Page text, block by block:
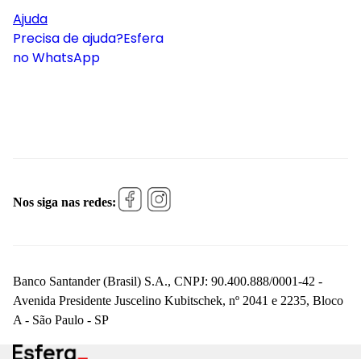
Ajuda
Precisa de ajuda?Esfera
no WhatsApp
Nos siga nas redes:
Banco Santander (Brasil) S.A., CNPJ: 90.400.888/0001-42 -
Avenida Presidente Juscelino Kubitschek, nº 2041 e 2235, Bloco
A - São Paulo - SP